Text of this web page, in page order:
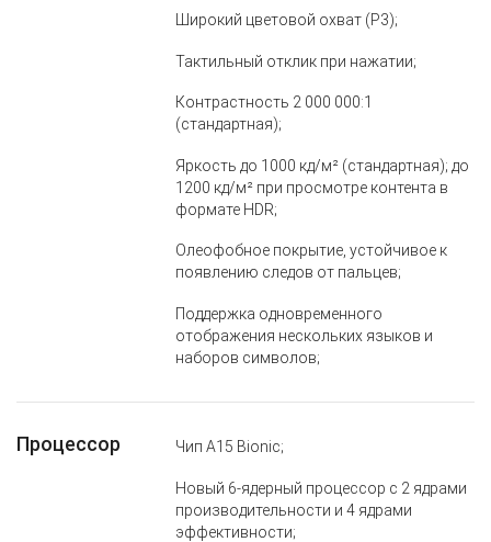
Широкий цветовой охват (P3);
Тактильный отклик при нажатии;
Контрастность 2 000 000:1
(стандартная);
Яркость до 1000 кд/м² (стандартная); до
1200 кд/м² при просмотре контента в
формате HDR;
Олеофобное покрытие, устойчивое к
появлению следов от пальцев;
Поддержка одновременного
отображения нескольких языков и
наборов символов;
Процессор Чип A15 Bionic;
Новый 6‑ядерный процессор с 2 ядрами
производительности и 4 ядрами
эффективности;